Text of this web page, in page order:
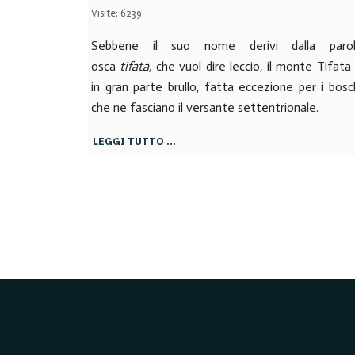
Visite: 6239
Sebbene il suo nome derivi dalla
osca tifata, che vuol dire leccio, il monte Tifata
in gran parte brullo, fatta eccezione per i
che ne fasciano il versante settentrionale.
LEGGI TUTTO …